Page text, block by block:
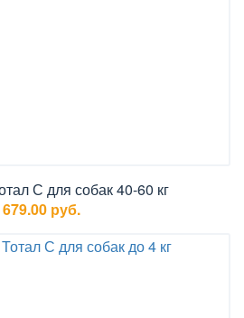
С для собак 40-60 кг
679.00 руб.